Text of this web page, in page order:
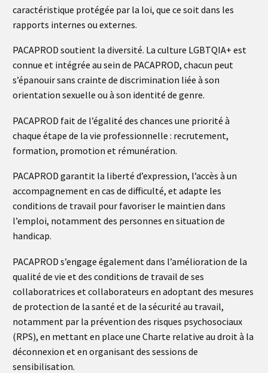
caractéristique protégée par la loi, que ce soit dans les
rapports internes ou externes.
PACAPROD soutient la diversité. La culture LGBTQIA+ est
connue et intégrée au sein de PACAPROD, chacun peut
s’épanouir sans crainte de discrimination liée à son
orientation sexuelle ou à son identité de genre.
PACAPROD fait de l’égalité des chances une priorité à
chaque étape de la vie professionnelle : recrutement,
formation, promotion et rémunération.
PACAPROD garantit la liberté d’expression, l’accès à un
accompagnement en cas de difficulté, et adapte les
conditions de travail pour favoriser le maintien dans
l’emploi, notamment des personnes en situation de
handicap.
PACAPROD s’engage également dans l’amélioration de la
qualité de vie et des conditions de travail de ses
collaboratrices et collaborateurs en adoptant des mesures
de protection de la santé et de la sécurité au travail,
notamment par la prévention des risques psychosociaux
(RPS), en mettant en place une Charte relative au droit à la
déconnexion et en organisant des sessions de
sensibilisation.